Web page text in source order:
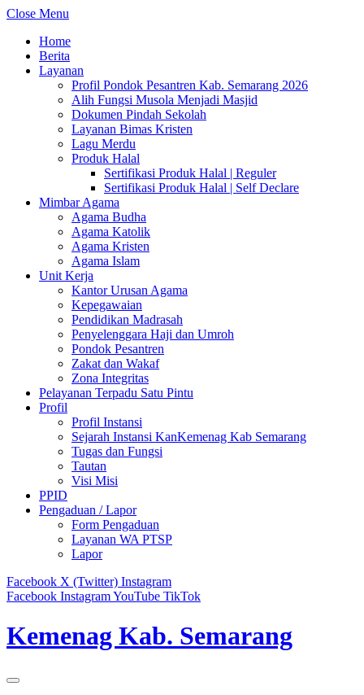
Close Menu
Home
Berita
Layanan
Profil Pondok Pesantren Kab. Semarang 2026
Alih Fungsi Musola Menjadi Masjid
Dokumen Pindah Sekolah
Layanan Bimas Kristen
Lagu Merdu
Produk Halal
Sertifikasi Produk Halal | Reguler
Sertifikasi Produk Halal | Self Declare
Mimbar Agama
Agama Budha
Agama Katolik
Agama Kristen
Agama Islam
Unit Kerja
Kantor Urusan Agama
Kepegawaian
Pendidikan Madrasah
Penyelenggara Haji dan Umroh
Pondok Pesantren
Zakat dan Wakaf
Zona Integritas
Pelayanan Terpadu Satu Pintu
Profil
Profil Instansi
Sejarah Instansi KanKemenag Kab Semarang
Tugas dan Fungsi
Tautan
Visi Misi
PPID
Pengaduan / Lapor
Form Pengaduan
Layanan WA PTSP
Lapor
Facebook X (Twitter) Instagram
Facebook InstagramYouTube TikTok
Kemenag Kab. Semarang